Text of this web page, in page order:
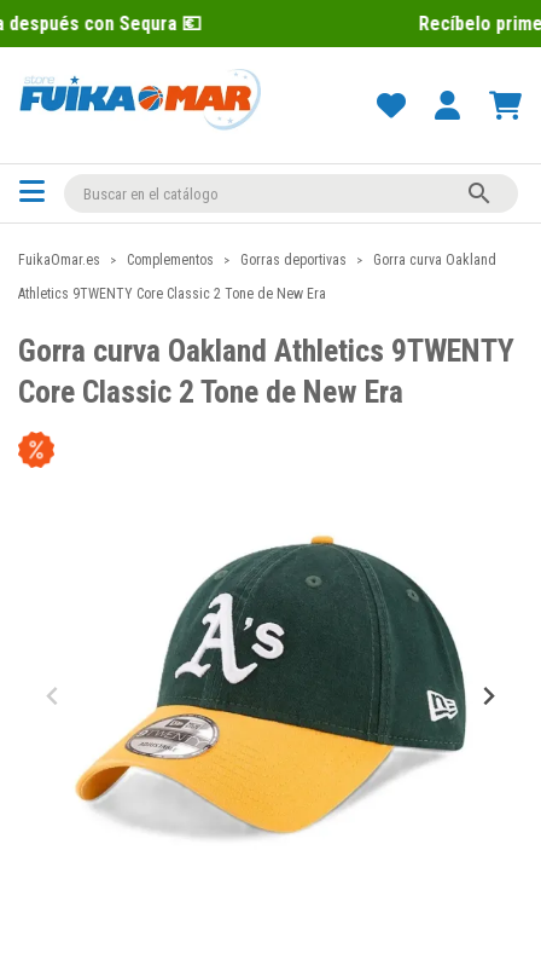
Sequra 💶 Recíbelo primero 📦

FuikaOmar.es Complementos Gorras deportivas
Gorra curva Oakland
Athletics 9TWENTY Core Classic 2 Tone de New Era
Gorra curva Oakland Athletics 9TWENTY
Core Classic 2 Tone de New Era